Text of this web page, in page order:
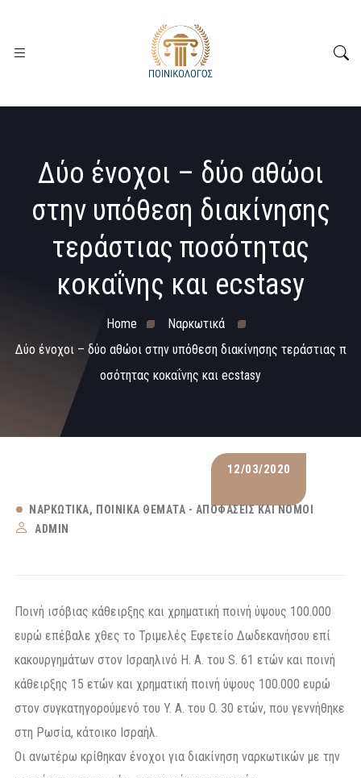
Δύο ένοχοι – δύο αθώοι
στην υπόθεση διακίνησης
τεράστιας ποσότητας
κοκαΐνης και ecstasy
Home
Ναρκωτικά
Δύο ένοχοι – δύο αθώοι στην υπόθεση διακίνησης τεράστιας π
οσότητας κοκαΐνης και ecstasy
12/03/2020
ΝΑΡΚΩΤΙΚΆ
ΠΟΙΝΙΚΆ ΘΈΜΑΤΑ - ΑΠΟΦΆΣΕΙΣ ΚΑΙ ΝΌΜΟΙ
ADMIN
Ποινή ισόβιας κάθειρξης και χρηματική ποινή ύψους 100.000
ευρώ επέβαλε χθες το Τριμελές Εφετείο Δωδεκανήσου επί
κακουργημάτων στον Ισραηλινό H. A. του S. 61 ετών και ποινή
κάθειρξης 15 ετών και χρηματική ποινή ύψους 100.000 ευρώ
στον συγκατηγορούμενό του Y. A. του O. 30 ετών, που γεννήθηκε
στη Ρωσία, κάτοικο Ισραήλ.
Οι ανωτέρω κρίθηκαν ένοχοι για διακίνηση ναρκωτικών με την